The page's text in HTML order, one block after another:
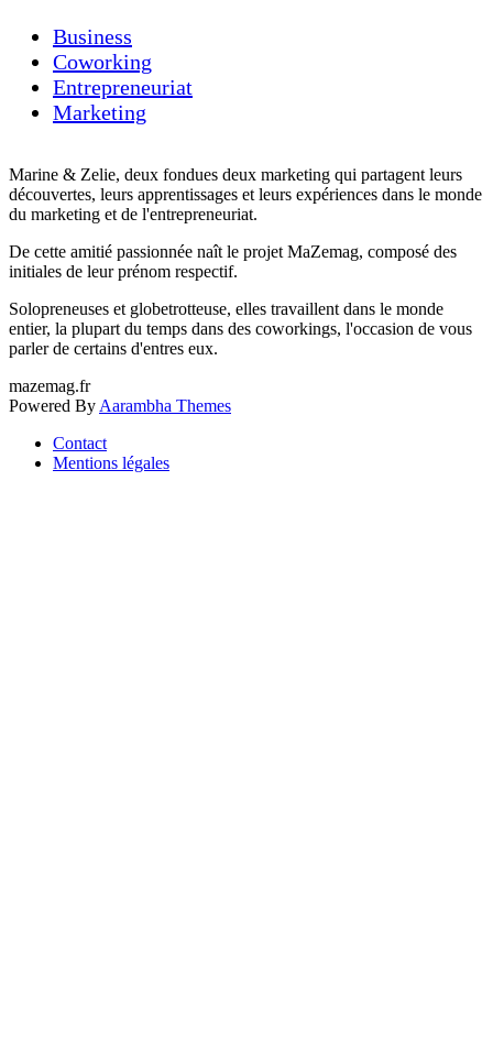
Business
Coworking
Entrepreneuriat
Marketing
Marine & Zelie, deux fondues deux marketing qui partagent leurs
découvertes, leurs apprentissages et leurs expériences dans le monde
du marketing et de l'entrepreneuriat.
De cette amitié passionnée naît le projet MaZemag, composé des
initiales de leur prénom respectif.
Solopreneuses et globetrotteuse, elles travaillent dans le monde
entier, la plupart du temps dans des coworkings, l'occasion de vous
parler de certains d'entres eux.
mazemag.fr
Powered By Aarambha Themes
Contact
Mentions légales